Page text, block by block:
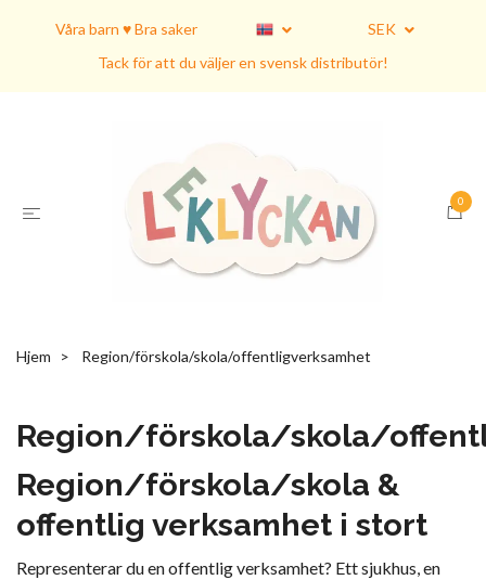
Våra barn ♥ Bra saker
SEK
Tack för att du väljer en svensk distributör!
0
Hjem Region/förskola/skola/offentligverksamhet
Region/förskola/skola/
Region/förskola/skola &
offentlig verksamhet i stort
Representerar du en offentlig verksamhet? Ett sjukhus, en